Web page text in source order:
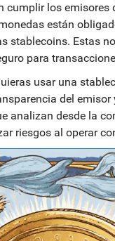
cumplir los emisores
están
stablecoins. Estas
para
usar una
del
desde la
riesgos al operar